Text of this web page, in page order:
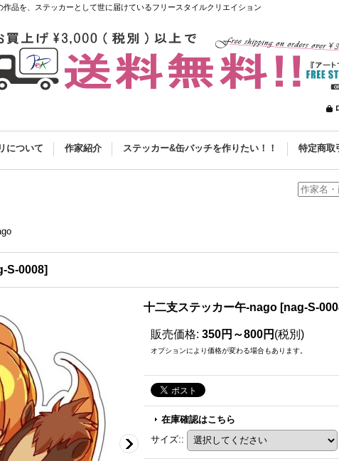
作品を、ステッカーとして世に届けているフリースタイルクリエイション
について 作家紹介 ステッカー&缶バッチを作りたい！！ 特定商取
S-0008]
十二支ステッカー午-nago [nag-S-
販売価格: 350円～800円 (税別)
オプションにより価格が変わる場合もあります。
在庫確認はこちら
サイズ::